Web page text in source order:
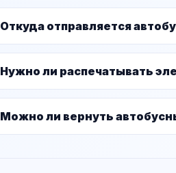
Откуда отправляется
Нужно ли распечатывать
Можно ли вернуть